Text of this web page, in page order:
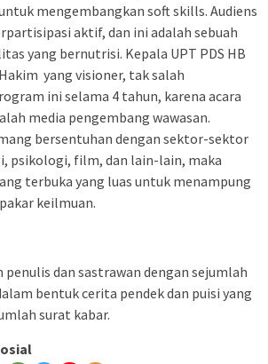
mengembangkan soft skills. Audiens
aktif, dan ini adalah sebuah
yang bernutrisi. Kepala UPT PDS HB
yang visioner, tak salah
ini selama 4 tahun, karena acara
media pengembang wawasan.
bersentuhan dengan sektor-sektor
psikologi, film, dan lain-lain, maka
terbuka yang luas untuk menampung
keilmuan.
penulis dan sastrawan dengan sejumlah
bentuk cerita pendek dan puisi yang
surat kabar.